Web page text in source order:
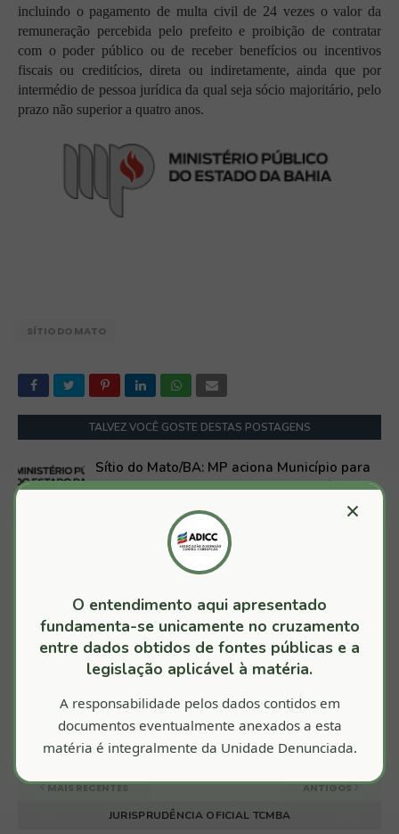
incluindo o pagamento de multa civil de 24 vezes o valor da
remuneração percebida pelo prefeito e proibição de contratar
com o poder público ou de receber benefícios ou incentivos
fiscais ou creditícios, direta ou indiretamente, ainda que por
intermédio de pessoa jurídica da qual seja sócio majoritário, pelo
prazo não superior a quatro anos.
SÍTIO DO MATO
TALVEZ VOCÊ GOSTE DESTAS POSTAGENS
Sítio do Mato/BA: MP aciona Município para
regularização do Portal da Transparência
Junho 26, 2024
Sítio do Mato/BA: Contratações de
advogados e pagamentos de honorários
aos precatórios do Fundef
Maio 24, 2023
Sítio do Mato/BA: Relatório de Apuração nº
201901121
Dezembro 29, 2021
MAIS RECENTES
ANTIGOS
JURISPRUDÊNCIA OFICIAL TCMBA
×
O entendimento aqui apresentado
fundamenta-se unicamente no cruzamento
entre dados obtidos de fontes públicas e a
legislação aplicável à matéria.
A responsabilidade pelos dados contidos em
documentos eventualmente anexados a esta
matéria é integralmente da Unidade Denunciada.